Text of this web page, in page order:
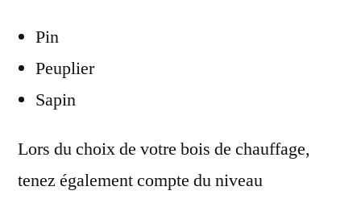
Pin
Peuplier
Sapin
Lors du choix de votre bois de chauffage,
tenez également compte du niveau